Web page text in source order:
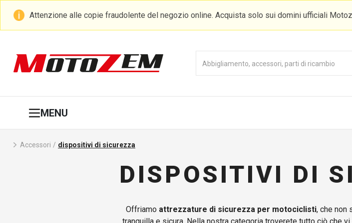
Attenzione alle copie fraudolente del negozio online. Acquista solo sui domini ufficiali
MENU
Accessori / dispositivi di sicurezza
DISPOSITIVI DI
Offriamo attrezzature di sicurezza per motociclisti, che non